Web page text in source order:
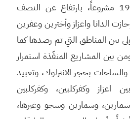
مؤشر التعافي بواقع 193 مشروعاً، بارتفاع عن النصف
وحازت الدانا واعزاز وأخترين وعفرين
بين المناطق التي تم رصدها كما
بين المشاريع المنفّذة استمرار
بحجر الانترلوك، وتعبيد
اعزاز وكفركلبين، وكفركلبين
وشمارين وسجو وغيرها،